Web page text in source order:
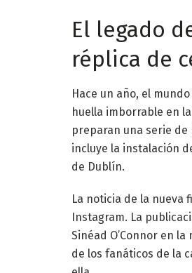
El legado
réplica de
Hace un año, el
huella imborrable en
preparan una serie de
incluye la instalación
de Dublín.
La noticia de la nueva
Instagram. La
Sinéad O’Connor en
de los fanáticos de la